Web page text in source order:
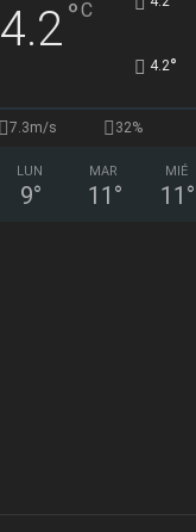
4.2°C
4.2°
7.3m/s 32%
LUN
9°
MAR
11 °
MIÉ
11 °